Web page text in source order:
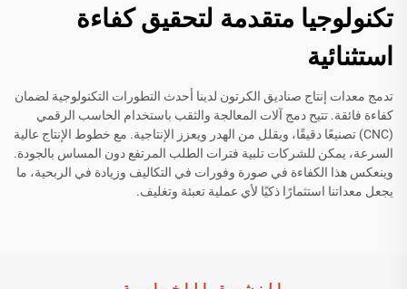
تكنولوجيا متقدمة لتحقيق كفاءة
استثنائية
تدمج معدات إنتاج صناديق الكرتون لدينا أحدث التطورات التكنولوجية لضمان
كفاءة فائقة. تتيح دمج آلات المعالجة والثقب باستخدام الحاسب الرقمي
(CNC) تصنيعًا دقيقًا، ويقلل من الهدر ويعزز الإنتاجية. مع خطوط الإنتاج عالية
السرعة، يمكن للشركات تلبية فترات الطلب المرتفع دون المساس بالجودة.
وينعكس هذا الكفاءة في صورة وفورات في التكاليف وزيادة في الربحية، ما
يجعل معداتنا استثمارًا ذكيًا لأي عملية تعبئة وتغليف.